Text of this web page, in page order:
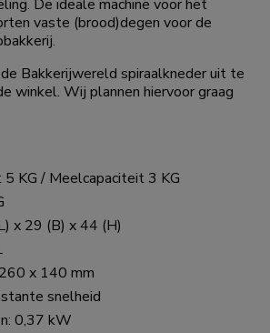
De ideale machine voor het
vaste (brood)degen voor de
Bakkerijwereld spiraalkneder uit te
winkel. Wij plannen hiervoor graag
KG / Meelcapaciteit 3 KG
x 29 (B) x 44 (H)
x 140 mm
snelheid
0,37 kW